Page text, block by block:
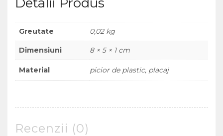
Greutate 0,02 kg
Dimensiuni 8 × 5 × 1 cm
Material picior de plastic, placaj
Recenzii (0)